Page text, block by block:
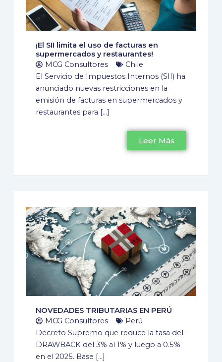
¡El SII limita el uso de facturas en
supermercados y restaurantes!
MCG Consultores
Chile
El Servicio de Impuestos Internos (SII) ha
anunciado nuevas restricciones en la
emisión de facturas en supermercados y
restaurantes para […]
Leer Más
NOVEDADES TRIBUTARIAS EN PERÚ
MCG Consultores
Perú
Decreto Supremo que reduce la tasa del
DRAWBACK del 3% al 1% y luego a 0.5%
en el 2025. Base […]